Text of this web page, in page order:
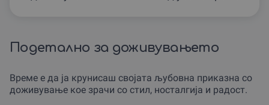
Подетално за доживувањето
Време е да ја крунисаш својата љубовна приказна со
доживување кое зрачи со стил, носталгија и радост.